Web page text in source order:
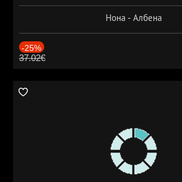
Нона - Албена
-25%
37.02€